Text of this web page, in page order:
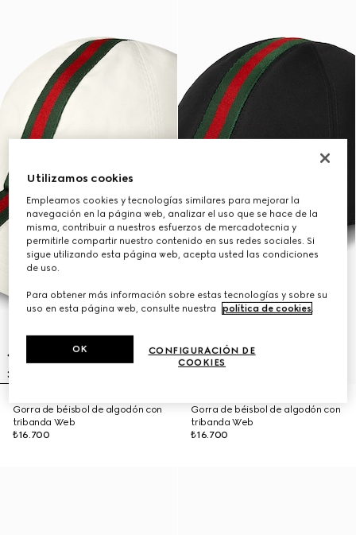
Gorra de béisbol de algodón con
tribanda Web
₺16.700
Gorra de béisbol de algodón con
tribanda Web
₺16.700
Utilizamos cookies
Empleamos cookies y tecnologías similares para mejorar la
navegación en la página web, analizar el uso que se hace de la
misma, contribuir a nuestros esfuerzos de mercadotecnia y
permitirle compartir nuestro contenido en sus redes sociales. Si
sigue utilizando esta página web, acepta usted las condiciones
de uso.
Para obtener más información sobre estas tecnologías y sobre su
uso en esta página web, consulte nuestra
política de cookies.
CONFIGURACIÓN DE
COOKIES
OK